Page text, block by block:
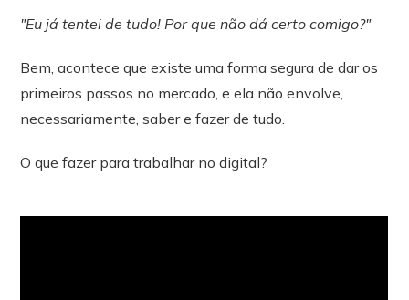
"Eu já tentei de tudo! Por que não dá certo comigo?"
Bem, acontece que existe uma forma segura de dar os
primeiros passos no mercado, e ela não envolve,
necessariamente, saber e fazer de tudo.
O que fazer para trabalhar no digital?